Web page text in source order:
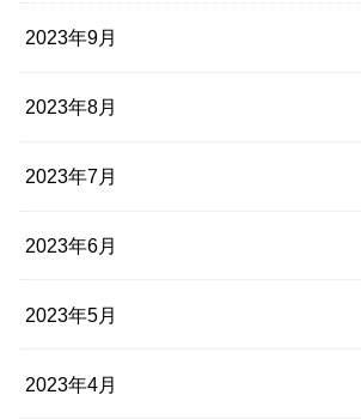
2023年9月
2023年8月
2023年7月
2023年6月
2023年5月
2023年4月